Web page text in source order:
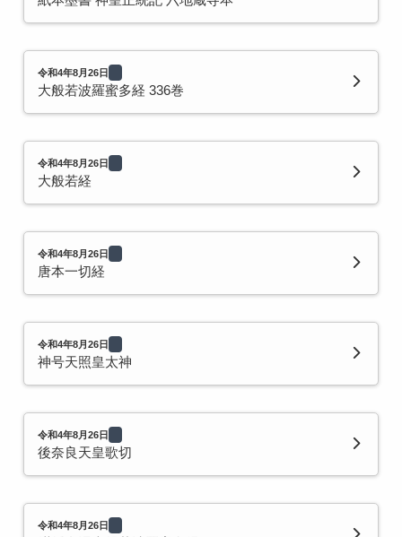
令和4年8月26日
大般若波羅蜜多経 336巻
令和4年8月26日
大般若経
令和4年8月26日
唐本一切経
令和4年8月26日
神号天照皇太神
令和4年8月26日
後奈良天皇歌切
令和4年8月26日